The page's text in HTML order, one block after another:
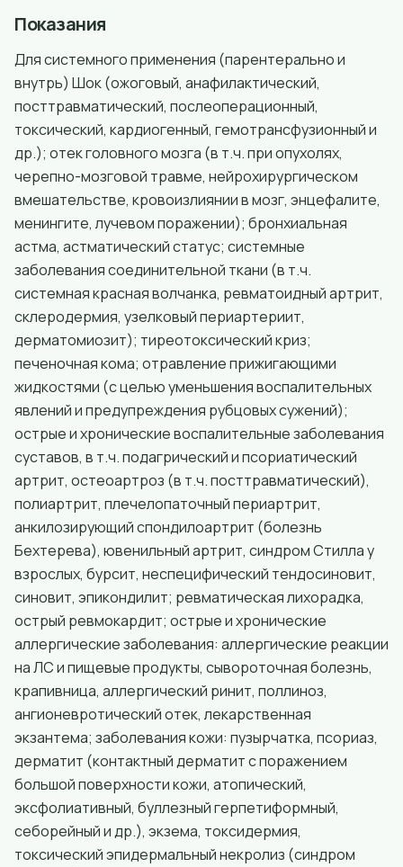
Показания
Для системного применения (парентерально и
внутрь) Шок (ожоговый, анафилактический,
посттравматический, послеоперационный,
токсический, кардиогенный, гемотрансфузионный и
др.); отек головного мозга (в т.ч. при опухолях,
черепно-мозговой травме, нейрохирургическом
вмешательстве, кровоизлиянии в мозг, энцефалите,
менингите, лучевом поражении); бронхиальная
астма, астматический статус; системные
заболевания соединительной ткани (в т.ч.
системная красная волчанка, ревматоидный артрит,
склеродермия, узелковый периартериит,
дерматомиозит); тиреотоксический криз;
печеночная кома; отравление прижигающими
жидкостями (с целью уменьшения воспалительных
явлений и предупреждения рубцовых сужений);
острые и хронические воспалительные заболевания
суставов, в т.ч. подагрический и псориатический
артрит, остеоартроз (в т.ч. посттравматический),
полиартрит, плечелопаточный периартрит,
анкилозирующий спондилоартрит (болезнь
Бехтерева), ювенильный артрит, синдром Стилла у
взрослых, бурсит, неспецифический тендосиновит,
синовит, эпикондилит; ревматическая лихорадка,
острый ревмокардит; острые и хронические
аллергические заболевания: аллергические реакции
на ЛС и пищевые продукты, сывороточная болезнь,
крапивница, аллергический ринит, поллиноз,
ангионевротический отек, лекарственная
экзантема; заболевания кожи: пузырчатка, псориаз,
дерматит (контактный дерматит с поражением
большой поверхности кожи, атопический,
эксфолиативный, буллезный герпетиформный,
себорейный и др.), экзема, токсидермия,
токсический эпидермальный некролиз (синдром